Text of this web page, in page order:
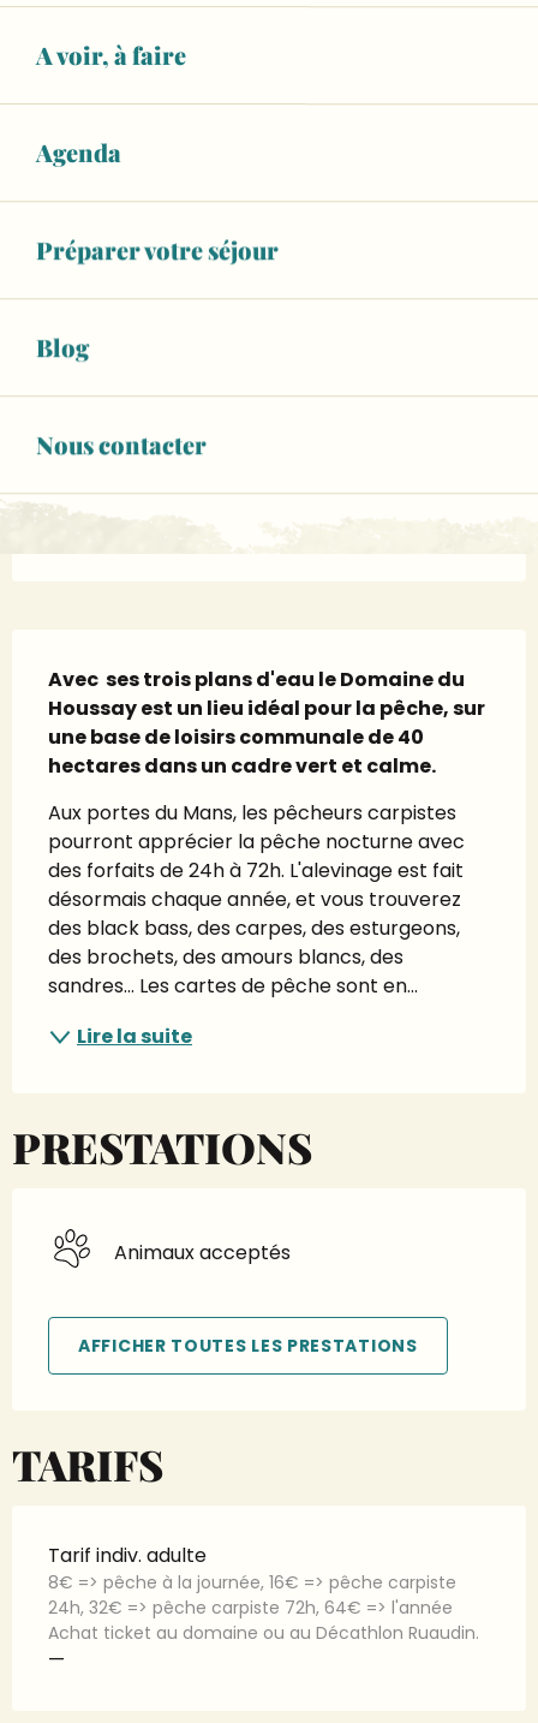
A voir, à faire
Agenda
Préparer votre séjour
Blog
Nous contacter
Ouverture et coordonnées
Horaires non définis
02 43 21 16
Page Instagram
Avec  ses trois plans d'eau le Domaine du
Houssay est un lieu idéal pour la pêche, sur
une base de loisirs communale de 40
hectares dans un cadre vert et calme.
Aux portes du Mans, les pêcheurs carpistes
pourront apprécier la pêche nocturne avec
des forfaits de 24h à 72h. L'alevinage est fait
désormais chaque année, et vous trouverez
des black bass, des carpes, des esturgeons,
des brochets, des amours blancs, des
sandres... Les cartes de pêche sont en...
Lire la suite
PRESTATIONS
Animaux acceptés
AFFICHER TOUTES LES PRESTATIONS
TARIFS
Tarif indiv. adulte
8€ => pêche à la journée, 16€ => pêche carpiste
24h, 32€ => pêche carpiste 72h, 64€ => l'année
Achat ticket au domaine ou au Décathlon Ruaudin.
—